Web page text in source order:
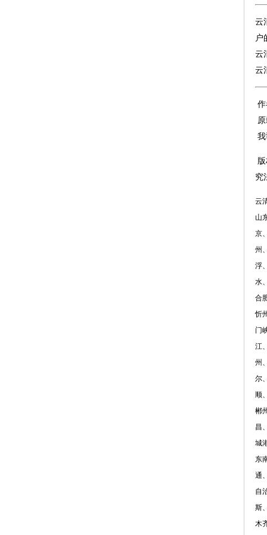
云
户
云
云
究
云
山
京
州
浮
水
合
忻
门
江
州
尔
顺
郴
昌
城
东
通
自
斯
木